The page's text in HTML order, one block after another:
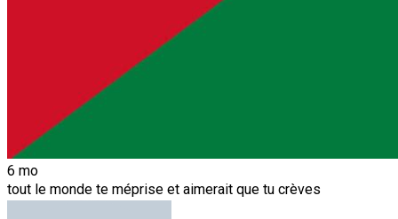
6 mo
tout le monde te méprise et aimerait que tu crèves